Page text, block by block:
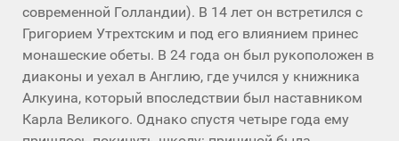
современной Голландии). В 14 лет он встретился с
Григорием Утрехтским и под его влиянием принес
монашеские обеты. В 24 года он был рукоположен в
диаконы и уехал в Англию, где учился у книжника
Алкуина, который впоследствии был наставником
Карла Великого. Однако спустя четыре года ему